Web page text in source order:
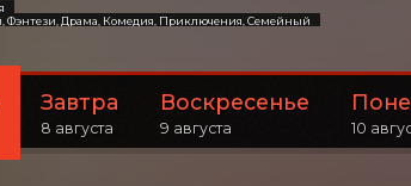
Фэнтези, Драма, Комедия, Приключения, Семейный
Завтра
8 августа
Воскресенье
9 августа 10